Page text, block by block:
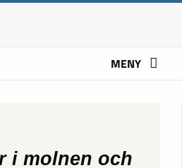
MENY
i molnen och